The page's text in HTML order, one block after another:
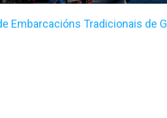
Embarcacións Tradicionais de